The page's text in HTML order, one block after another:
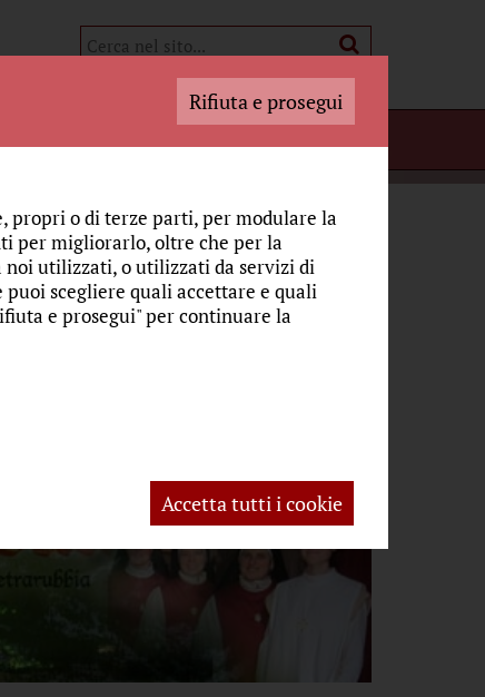
DAL MONASTERO UN NATALE SOTTO L'ALBERO
tutti voi, che ci avete accompagnato con
e il nostro ricordo: sotto l'albero e
Rifiuta e prosegui
propri o di terze parti, per modulare la
per migliorarlo, oltre che per la
noi utilizzati, o utilizzati da servizi di
scegliere quali accettare e quali
e prosegui" per continuare la
Accetta tutti i cookie